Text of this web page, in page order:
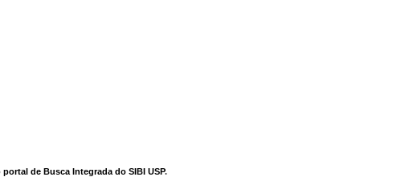
portal de Busca Integrada do SIBI USP.